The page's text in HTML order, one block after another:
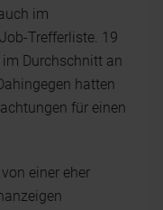
im
Trefferliste. 19
Durchschnitt an
hatten
für einen
einer eher